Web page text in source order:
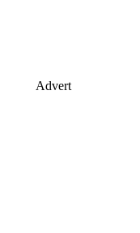
Advert